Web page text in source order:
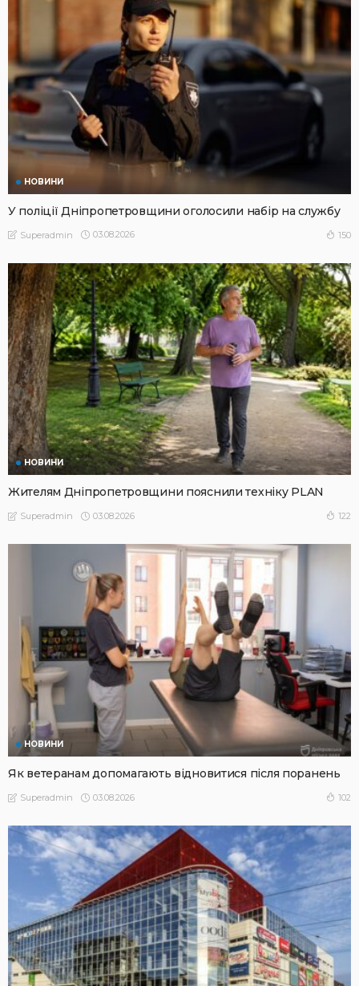
НОВИНИ
У поліції Дніпропетровщини оголосили набір на службу
Superadmin 03.08.2026 150
НОВИНИ
Жителям Дніпропетровщини пояснили техніку PLAN
Superadmin 03.08.2026 122
НОВИНИ
Як ветеранам допомагають відновитися після поранень
Superadmin 03.08.2026 102